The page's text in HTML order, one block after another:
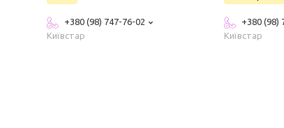
+380 (98) 747-76-02
Київстар
+380 (98)
Київстар